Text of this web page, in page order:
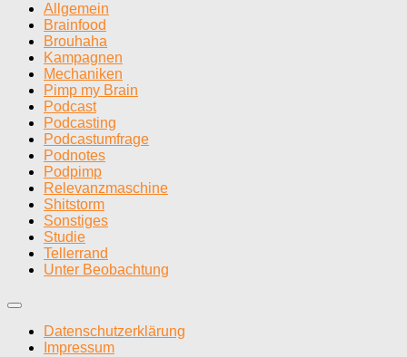
Allgemein
Brainfood
Brouhaha
Kampagnen
Mechaniken
Pimp my Brain
Podcast
Podcasting
Podcastumfrage
Podnotes
Podpimp
Relevanzmaschine
Shitstorm
Sonstiges
Studie
Tellerrand
Unter Beobachtung
Datenschutzerklärung
Impressum